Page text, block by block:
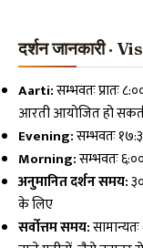
दर्शन जानकारी ·
Aarti:सम्भवतः प्रातः
आरती आयोजित हो
Evening:सम्भवतः
Morning:सम्भवतः
अनुमानित दर्शन समय:
के लिए
सर्वोत्तम समय: